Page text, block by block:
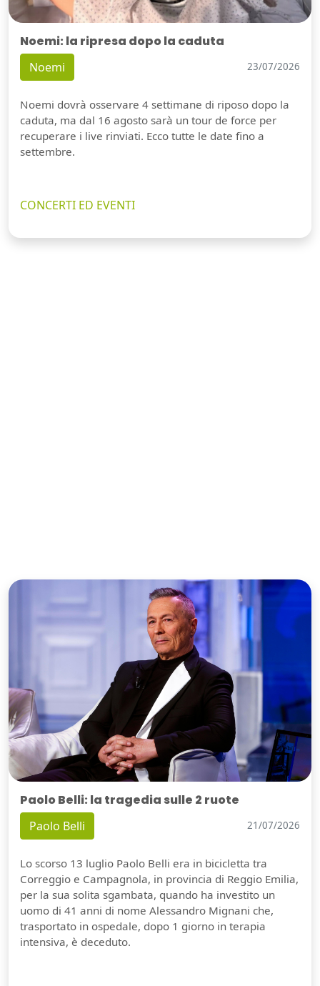
Noemi: la ripresa dopo la caduta
Noemi 23/07/2026
Noemi dovrà osservare 4 settimane di riposo dopo la
caduta, ma dal 16 agosto sarà un tour de force per
recuperare i live rinviati. Ecco tutte le date fino a
settembre.
CONCERTI ED EVENTI
Paolo Belli: la tragedia sulle 2 ruote
Paolo Belli 21/07/2026
Lo scorso 13 luglio Paolo Belli era in bicicletta tra
Correggio e Campagnola, in provincia di Reggio Emilia,
per la sua solita sgambata, quando ha investito un
uomo di 41 anni di nome Alessandro Mignani che,
trasportato in ospedale, dopo 1 giorno in terapia
intensiva, è deceduto.